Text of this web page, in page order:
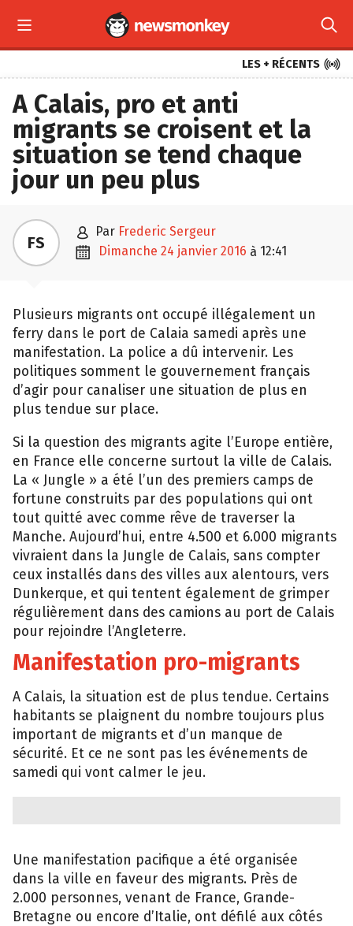
 
LES + RÉCENTS 
A Calais, pro et anti
migrants se croisent et la
situation se tend chaque
jour un peu plus
FS  par Frederic Sergeur
 dimanche 24 janvier 2016 à 12:41
Plusieurs migrants ont occupé illégalement un
ferry dans le port de Calaia samedi après une
manifestation. La police a dû intervenir. Les
politiques somment le gouvernement français
d’agir pour canaliser une situation de plus en
plus tendue sur place.
Si la question des migrants agite l’Europe entière,
en France elle concerne surtout la ville de Calais.
La « Jungle » a été l’un des premiers camps de
fortune construits par des populations qui ont
tout quitté avec comme rêve de traverser la
Manche. Aujourd’hui, entre 4.500 et 6.000 migrants
vivraient dans la Jungle de Calais, sans compter
ceux installés dans des villes aux alentours, vers
Dunkerque, et qui tentent également de grimper
régulièrement dans des camions au port de Calais
pour rejoindre l’Angleterre.
Manifestation pro-migrants
A Calais, la situation est de plus tendue. Certains
habitants se plaignent du nombre toujours plus
important de migrants et d’un manque de
sécurité. Et ce ne sont pas les événements de
samedi qui vont calmer le jeu.
Une manifestation pacifique a été organisée
dans la ville en faveur des migrants. Près de
2.000 personnes, venant de France, Grande-
Bretagne ou encore d’Italie, ont défilé aux côtés